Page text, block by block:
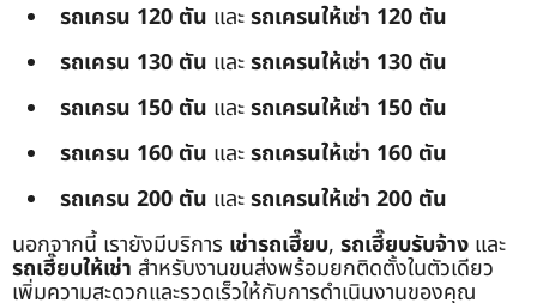
รถเครน 120 ตัน และรถเครนให้เช่า 120 ตัน
รถเครน 130 ตัน และรถเครนให้เช่า 130 ตัน
รถเครน 150 ตัน และรถเครนให้เช่า 150 ตัน
รถเครน 160 ตัน และรถเครนให้เช่า 160 ตัน
รถเครน 200 ตัน และรถเครนให้เช่า 200 ตัน
นอกจากนี้ เรายังมีบริการ เช่ารถเฮี๊ยบ, รถเฮี๊ยบรับจ้าง และ
รถเฮี๊ยบให้เช่า สำหรับงานขนส่งพร้อมยกติดตั้งในตัวเดียว
เพิ่มความสะดวกและรวดเร็วให้กับการดำเนินงานของคุณ